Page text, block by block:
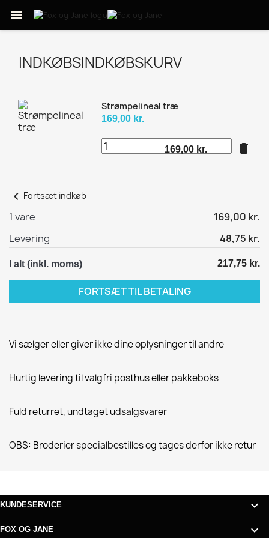

INDKØBSINDKØBSKURV
Strømpelineal træ
169,00 kr.
169,00 kr. delete
chevron_left Fortsæt indkøb
1 vare
169,00 kr.
Levering
48,75 kr.
I alt (inkl. moms) 217,75 kr.
FORTSÆT TIL BETALING
Vi sælger eller giver ikke dine oplysninger til andre
Hurtig levering til valgfri posthus eller pakkeboks
Fuld returret, undtaget udsalgsvarer
OBS: Broderier specialbestilles og tages derfor ikke retur
KUNDESERVICE 
FOX OG JANE 